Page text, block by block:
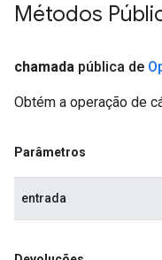
Métodos
chamada pública de
Obtém a operação de
Parâmetros
entrada